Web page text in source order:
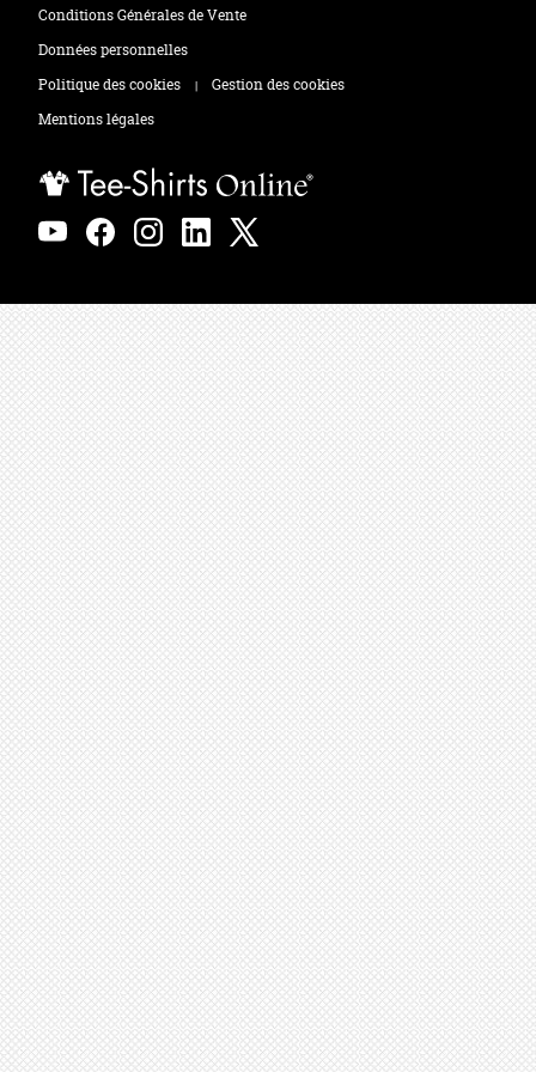
Zones de marquage
Polos
Sweats
Conditions Générales de Vente
Données personnelles
Politique des cookies
|
Gestion des cookies
Mentions légales